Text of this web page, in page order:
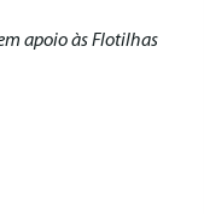
apoio às Flotilhas